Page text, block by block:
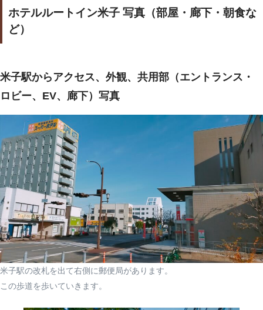
ホテルルートイン米子 写真（部屋・廊下・朝食な
ど）
米子駅からアクセス、外観、共用部（エントランス・
ロビー、EV、廊下）写真
米子駅の改札を出て右側に郵便局があります。
この歩道を歩いていきます。